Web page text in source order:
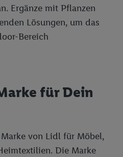
Ergänze mit Pflanzen
Lösungen, um das
Bereich
für Dein
von Lidl für Möbel,
Die Marke
durch TTD und Nutzung der
Utiq-Technologie für digitales
Erstellung von
der Angebote. Analyse
oder Kombinationen
Quellen. Verwendung
Verwendung von Profilen
Werbung.